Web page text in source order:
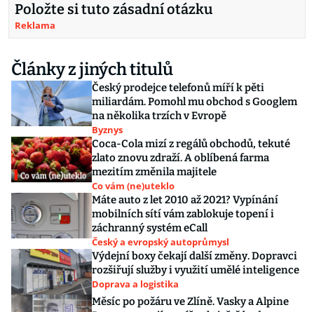
Položte si tuto zásadní otázku
Reklama
Články z jiných titulů
Český prodejce telefonů míří k pěti
miliardám. Pomohl mu obchod s Googlem
na několika trzích v Evropě
Byznys
Coca-Cola mizí z regálů obchodů, tekuté
zlato znovu zdraží. A oblíbená farma
mezitím změnila majitele
Co vám (ne)uteklo
Máte auto z let 2010 až 2021? Vypínání
mobilních sítí vám zablokuje topení i
záchranný systém eCall
Český a evropský autoprůmysl
Výdejní boxy čekají další změny. Dopravci
rozšiřují služby i využití umělé inteligence
Doprava a logistika
Měsíc po požáru ve Zlíně. Vasky a Alpine